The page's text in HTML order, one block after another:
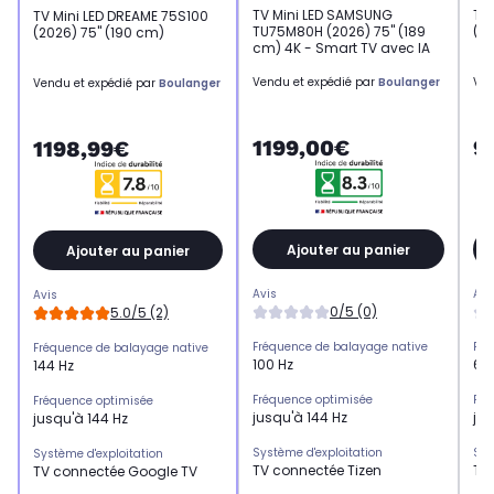
TV Mini LED DREAME 75S100
(2026) 75" (190 cm)
Vendu et expédié par Boulanger
1198,99€
Ajouter au panier
Avis
5.0/5 (2)
Fréquence de balayage native
144 Hz
Fréquence optimisée
jusqu'à 144 Hz
Système d'exploitation
TV connectée Google TV
TV Mini LED SAMSUNG
TU75M80H (2026) 75" (189
cm) 4K - Smart TV avec IA
Vendu et expédié par Boulanger
1199,00€
Ajouter au panier
Avis
0/5 (0)
Fréquence de balayage native
100 Hz
Fréquence optimisée
jusqu'à 144 Hz
Système d'exploitation
TV connectée Tizen
TV
60